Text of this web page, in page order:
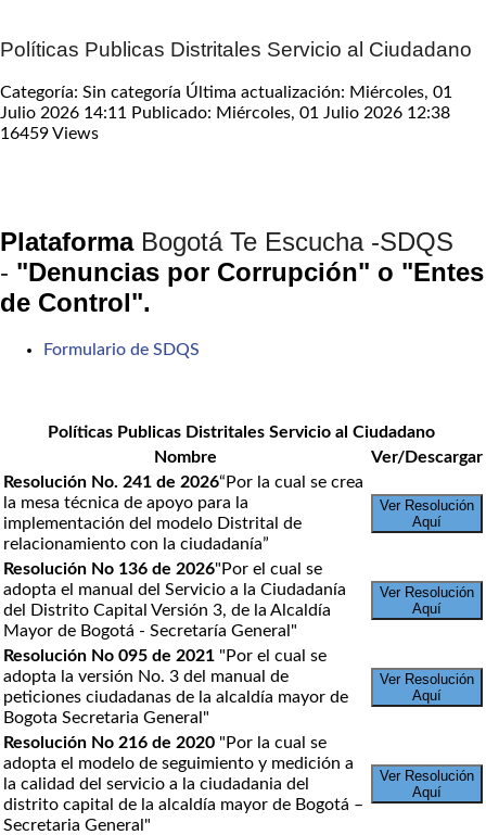
Políticas Publicas Distritales Servicio al Ciudadano
Categoría: Sin categoría Última actualización: Miércoles, 01
Julio 2026 14:11
Publicado: Miércoles, 01 Julio 2026 12:38
16459 Views
Plataforma Bogotá Te Escucha -SDQS
- "Denuncias por Corrupción" o "Entes
de Control".
Formulario de SDQS
Políticas Publicas Distritales Servicio al Ciudadano
Nombre
Ver/Descargar
Resolución No. 241 de 2026“Por la cual se crea
la mesa técnica de apoyo para la
implementación del modelo Distrital de
relacionamiento con la ciudadanía”
Ver Resolución
Aquí
Resolución No 136 de 2026"Por el cual se
adopta el manual del Servicio a la Ciudadanía
del Distrito Capital Versión 3, de la Alcaldía
Mayor de Bogotá - Secretaría General"
Ver Resolución
Aquí
Resolución No 095 de 2021 "Por el cual se
adopta la versión No. 3 del manual de
peticiones ciudadanas de la alcaldía mayor de
Bogota Secretaria General"
Ver Resolución
Aquí
Resolución No 216 de 2020 "Por la cual se
adopta el modelo de seguimiento y medición a
la calidad del servicio a la ciudadania del
distrito capital de la alcaldía mayor de Bogotá –
Secretaria General"
Ver Resolución
Aquí